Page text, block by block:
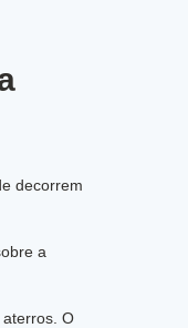
decorrem
a
O